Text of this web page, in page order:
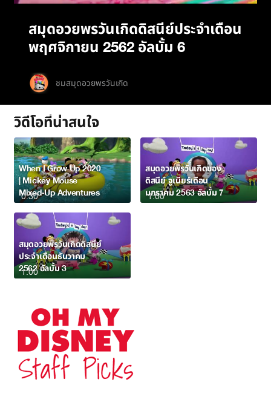
สมุดอวยพรวันเกิดดิสนีย์ประจำเดือน
พฤศจิกายน 2562 อัลบั้ม 6
ชมสมุดอวยพรวันเกิด
วิดีโอที่น่าสนใจ
0:30
When I Grow Up 2020
| Mickey Mouse
Mixed-Up Adventures
1:00
สมุดอวยพรวันเกิดของ
ดิสนีย์ จูเนียร์เดือน
มกราคม 2563 อัลบั้ม 7
1:00
สมุดอวยพรวันเกิดดิสนีย์
ประจำเดือนธันวาคม
2562 อัลบั้ม 3